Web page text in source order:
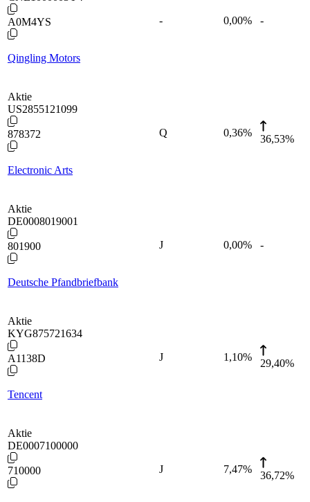
A0M4YS
Qingling Motors
- 0,00% -
Aktie
US2855121099
878372
Electronic Arts
Q 0,36%
36,53%
Aktie
DE0008019001
801900
Deutsche Pfandbriefbank
J 0,00% -
Aktie
KYG875721634
A1138D
Tencent
J 1,10%
29,40%
Aktie
DE0007100000
710000 J 7,47%
36,72%